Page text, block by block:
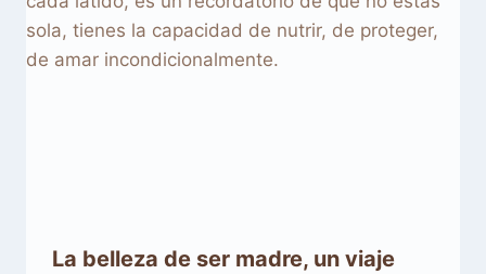
La belleza de ser madre, un viaje